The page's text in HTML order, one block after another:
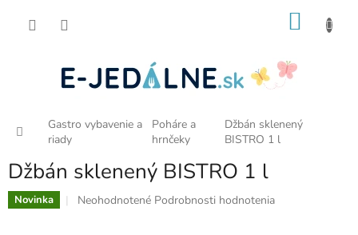
Domov
Gastro vybavenie a
riady
Poháre a
hrnčeky
Džbán sklenený
BISTRO 1 l
Džbán sklenený BISTRO 1 l
Novinka
Priemerné
Neohodnotené Podrobnosti hodnotenia